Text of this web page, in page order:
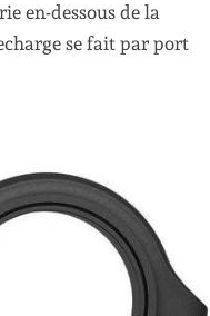
en-dessous de la
se fait par port